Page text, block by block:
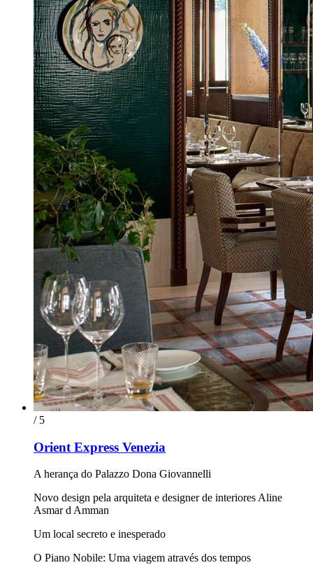
/ 5
Orient Express Venezia
A herança do Palazzo Dona Giovannelli
Novo design pela arquiteta e designer de interiores Aline
Asmar d Amman
Um local secreto e inesperado
O Piano Nobile: Uma viagem através dos tempos